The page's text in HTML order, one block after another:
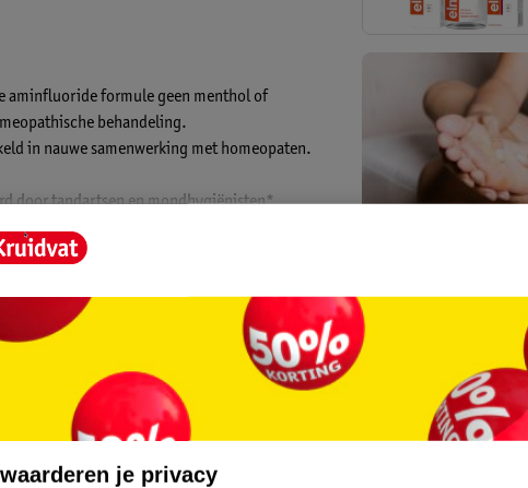
aminfluoride formule geen menthol of
behandeling.
in nauwe samenwerking met homeopaten.
door tandartsen en mondhygiënisten*.
mondhygiënisten, Nederland.
Score.
Kruidvat
Gratis
Op
Gratis
Gratis
Gratis
je privacy